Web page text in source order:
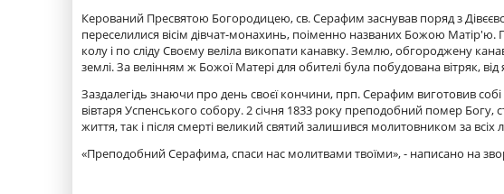
Керований Пресвятою Богородицею, св. Серафим заснував поряд з
переселилися вісім дівчат-монахинь, поіменно названих Божою Матір'ю.
колу і по сліду Своєму веліла викопати канавку. Землю, обгороджену
землі. За велінням ж Божої Матері для обителі була побудована вітряк, від
Заздалегідь знаючи про день своєї кончини, прп. Серафим виготовив собі
вівтаря Успенського собору. 2 січня 1833 року преподобний помер
життя, так і після смерті великий святий залишився молитовником за
«Преподобний Серафима, спаси нас молитвами твоїми», - написано на